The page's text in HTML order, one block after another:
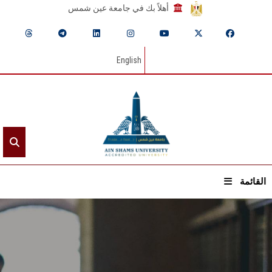
أهلاً بك في جامعة عين شمس
English
القائمة
الرئيسيـة